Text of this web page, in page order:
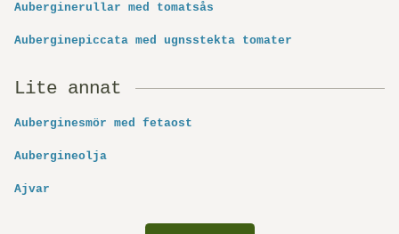
Auberginerullar med tomatsås
Auberginepiccata med ugnsstekta tomater
Lite annat
Auberginesmör med fetaost
Aubergineolja
Ajvar